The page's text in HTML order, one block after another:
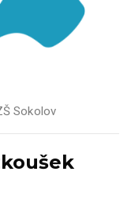
Sokolov